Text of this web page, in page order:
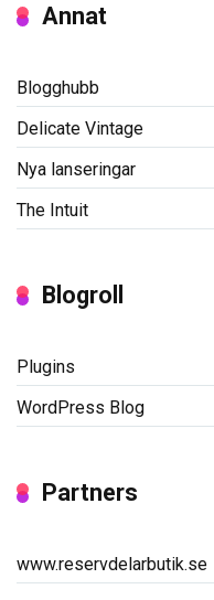
Annat
Blogghubb
Delicate Vintage
Nya lanseringar
The Intuit
Blogroll
Plugins
WordPress Blog
Partners
www.reservdelarbutik.se